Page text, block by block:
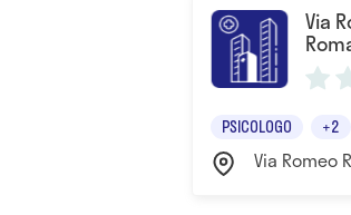
Via
PSICOLOGO +2
Via Romeo